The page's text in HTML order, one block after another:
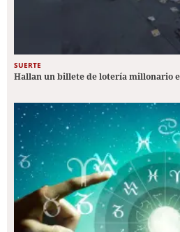
SUERTE
Hallan un billete de lotería millonario